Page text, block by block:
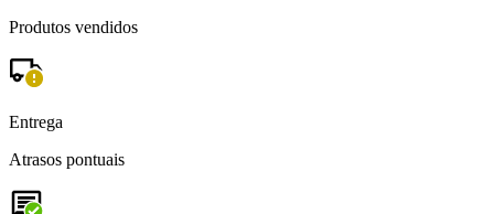
Produtos vendidos
Entrega
Atrasos pontuais